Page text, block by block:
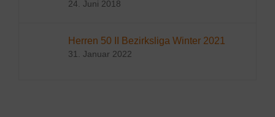
24. Juni 2018
Herren 50 II Bezirksliga Winter 2021
31. Januar 2022